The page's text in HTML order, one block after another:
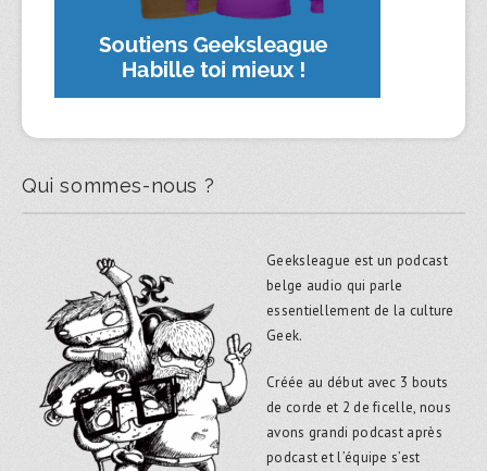
Qui sommes-nous ?
Geeksleague est un podcast
belge audio qui parle
essentiellement de la culture
Geek.
Créée au début avec 3 bouts
de corde et 2 de ficelle, nous
avons grandi podcast après
podcast et l’équipe s’est